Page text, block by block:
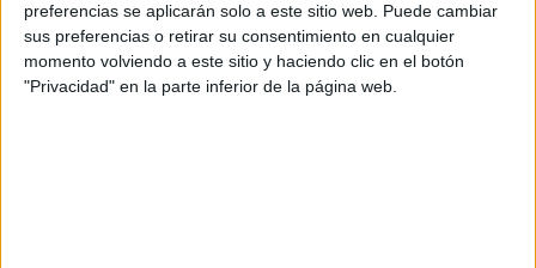
preferencias se aplicarán solo a este sitio web. Puede cambiar
sus preferencias o retirar su consentimiento en cualquier
momento volviendo a este sitio y haciendo clic en el botón
"Privacidad" en la parte inferior de la página web.
Comentarios